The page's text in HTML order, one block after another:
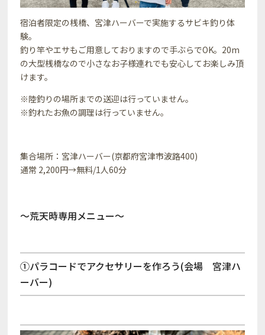
宿泊者限定の桟橋、宮津ハーバーで実施するサビキ釣り体
験。
釣り竿やエサもご用意しておりますので手ぶらでOK。20m
の大型桟橋なので小さなお子様連れでも安心してお楽しみ頂
けます。
※陸釣りの場所までの送迎は行っていません。
※釣れたお魚の調理は行っていません。
集合場所：宮津ハーバー(京都府宮津市波路400)
通常 2,200円→無料/1人60分
～荒天時専用メニュー～
①パラコードでアクセサリーを作ろう(会場 宮津ハ
ーバー)